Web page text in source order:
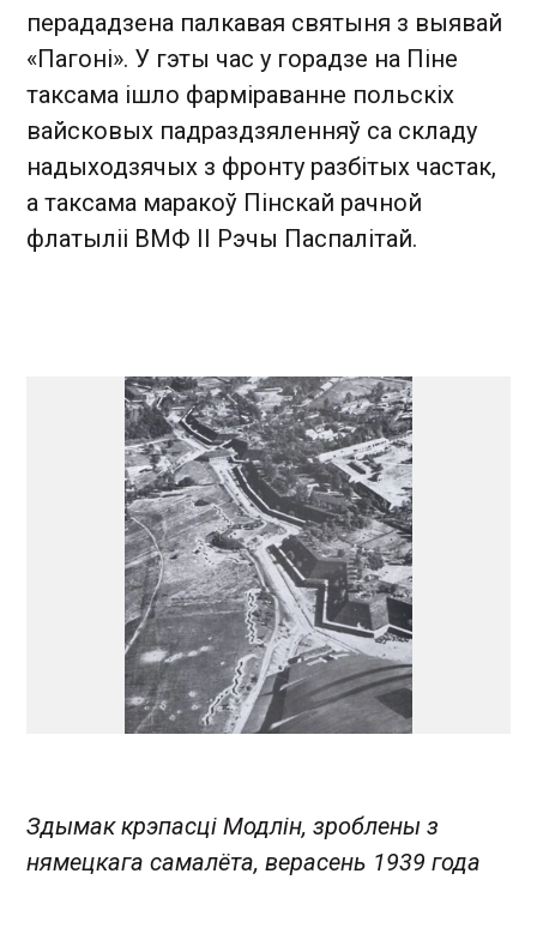
перададзена палкавая святыня з выявай
«Пагоні». У гэты час у горадзе на Піне
таксама ішло фарміраванне польскіх
вайсковых падраздзяленняў са складу
надыходзячых з фронту разбітых частак,
а таксама маракоў Пінскай рачной
флатыліі ВМФ ІІ Рэчы Паспалітай.
Здымак крэпасці Модлін, зроблены з
нямецкага самалёта, верасень 1939 года